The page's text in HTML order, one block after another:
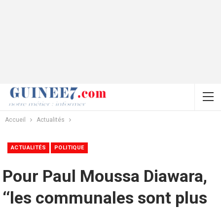
Accueil Actualités
ACTUALITÉS POLITIQUE
Pour Paul Moussa Diawara,
‘‘les communales sont plus